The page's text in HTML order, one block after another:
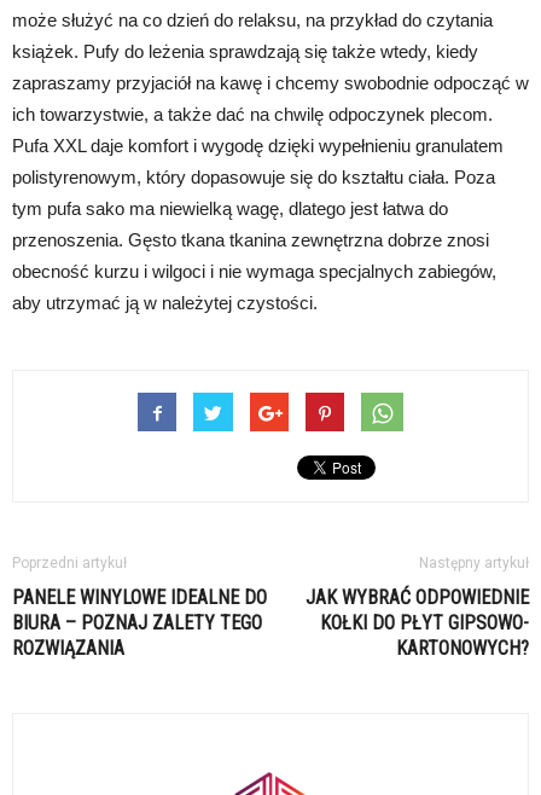
może służyć na co dzień do relaksu, na przykład do czytania
książek. Pufy do leżenia sprawdzają się także wtedy, kiedy
zapraszamy przyjaciół na kawę i chcemy swobodnie odpocząć w
ich towarzystwie, a także dać na chwilę odpoczynek plecom.
Pufa XXL daje komfort i wygodę dzięki wypełnieniu granulatem
polistyrenowym, który dopasowuje się do kształtu ciała. Poza
tym pufa sako ma niewielką wagę, dlatego jest łatwa do
przenoszenia. Gęsto tkana tkanina zewnętrzna dobrze znosi
obecność kurzu i wilgoci i nie wymaga specjalnych zabiegów,
aby utrzymać ją w należytej czystości.
Poprzedni artykuł
PANELE WINYLOWE IDEALNE DO
BIURA – POZNAJ ZALETY TEGO
ROZWIĄZANIA
Następny artykuł
JAK WYBRAĆ ODPOWIEDNIE
KOŁKI DO PŁYT GIPSOWO-
KARTONOWYCH?